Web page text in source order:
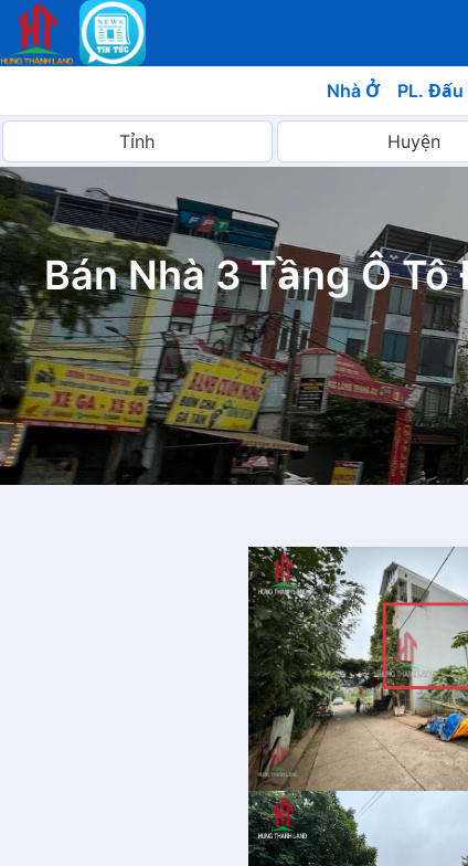
Nhà Ở PL. Đấu
Bán Nhà 3 Tầng Ô